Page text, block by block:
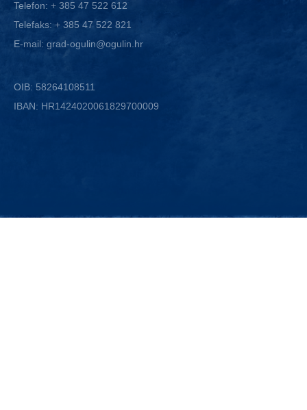
Telefon: + 385 47 522 612
Telefaks: + 385 47 522 821
E-mail: grad-ogulin@ogulin.hr
OIB: 58264108511
IBAN: HR1424020061829700009